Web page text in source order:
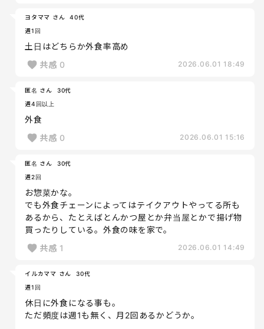
ヨタママ さん
40代
週1回
土日はどちらか外食率高め
共感 0 2026.06.01 18:49
匿名 さん
30代
週4回以上
外食
共感 0 2026.06.01 15:16
匿名 さん
30代
週2回
お惣菜かな。
でも外食チェーンによってはテイクアウトやってる所も
あるから、たとえばとんかつ屋とか弁当屋とかで揚げ物
買ったりしている。外食の味を家で。
共感 1 2026.06.01 14:49
イルカママ さん
30代
週1回
休日に外食になる事も。
ただ頻度は週1も無く、月2回あるかどうか。